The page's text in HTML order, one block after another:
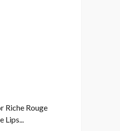
Riche Rouge